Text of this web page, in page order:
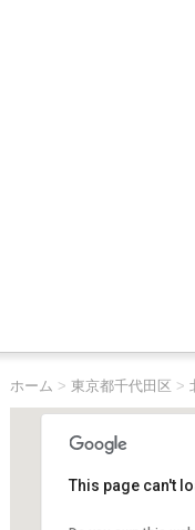
ホーム > 東京都千代田区 >
This page can't